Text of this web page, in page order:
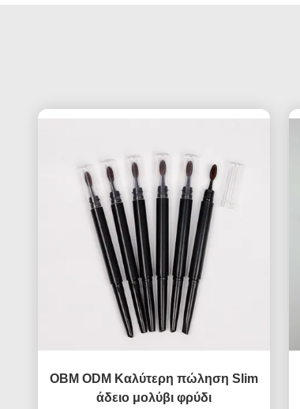
OBM ODM Καλύτερη πώληση Slim
άδειο μολύβι φρύδι